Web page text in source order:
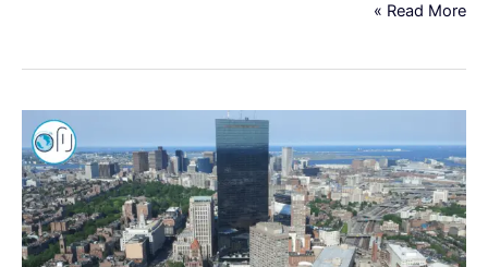
Read More »
ישירות
מברצלונה
לבוסטון
החל
מ-145€